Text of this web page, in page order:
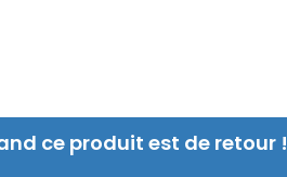
ce produit est de retour !